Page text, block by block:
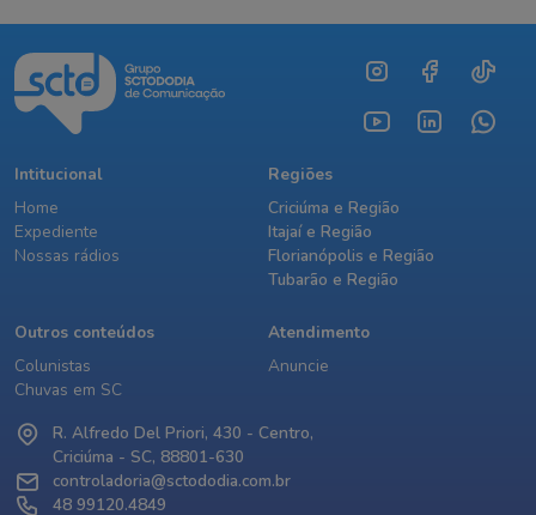
Intitucional
Home
Expediente
Nossas rádios
Regiões
Criciúma e Região
Itajaí e Região
Florianópolis e Região
Tubarão e Região
Outros conteúdos
Colunistas
Chuvas em SC
Atendimento
Anuncie
R. Alfredo Del Priori, 430 - Centro,
Criciúma - SC, 88801-630
controladoria@sctododia.com.br
48 99120.4849